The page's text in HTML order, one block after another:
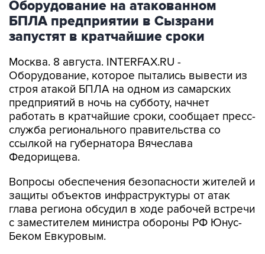
Оборудование на атакованном
БПЛА предприятии в Сызрани
запустят в кратчайшие сроки
Москва. 8 августа. INTERFAX.RU -
Оборудование, которое пытались вывести из
строя атакой БПЛА на одном из самарских
предприятий в ночь на субботу, начнет
работать в кратчайшие сроки, сообщает пресс-
служба регионального правительства со
ссылкой на губернатора Вячеслава
Федорищева.
Вопросы обеспечения безопасности жителей и
защиты объектов инфраструктуры от атак
глава региона обсудил в ходе рабочей встречи
с заместителем министра обороны РФ Юнус-
Беком Евкуровым.